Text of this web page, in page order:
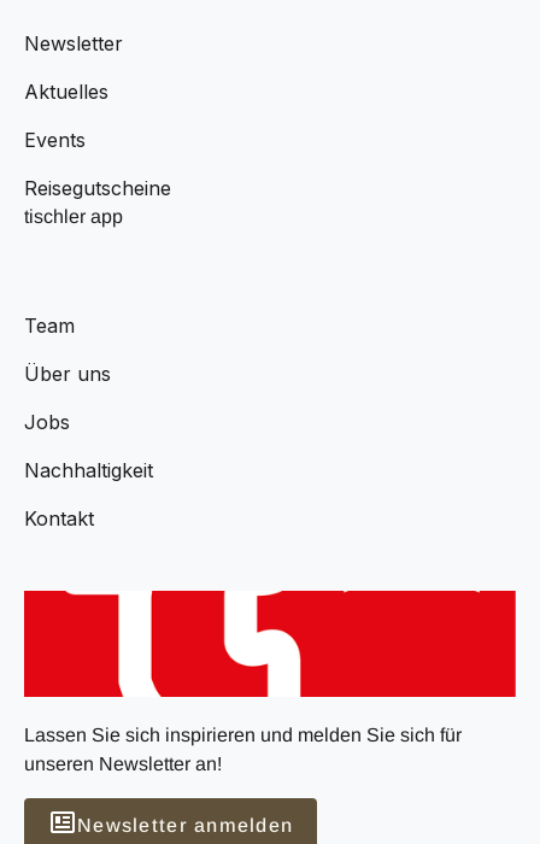
Newsletter
Aktuelles
Events
Reisegutscheine
tischler app
Team
Über uns
Jobs
Nachhaltigkeit
Kontakt
Lassen Sie sich inspirieren und melden Sie sich für
unseren Newsletter an!
Newsletter anmelden